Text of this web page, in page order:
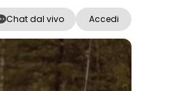
Chat dal vivo Accedi